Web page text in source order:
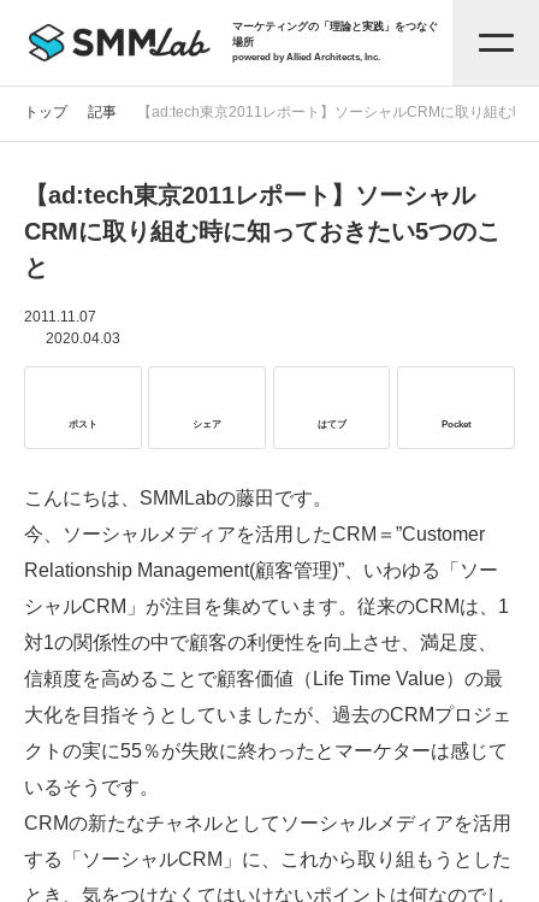
マーケティングの「理論と実践」をつなぐ
場所
powered by Allied Architects, Inc.
記事一覧
お役立ち資料
サービス資料
SMMLabについて
トップ 記事 【ad:tech東京2011レポート】ソーシャルCRMに取り組む時
【ad:tech東京2011レポート】ソーシャル
CRMに取り組む時に知っておきたい5つのこ
と
2011.11.07
2020.04.03
ポスト シェア はてブ Pocket
こんにちは、SMMLabの藤田です。
今、ソーシャルメディアを活用したCRM＝”Customer
Relationship Management(顧客管理)”、いわゆる「ソー
シャルCRM」が注目を集めています。従来のCRMは、1
対1の関係性の中で顧客の利便性を向上させ、満足度、
信頼度を高めることで顧客価値（Life Time Value）の最
大化を目指そうとしていましたが、過去のCRMプロジェ
クトの実に55％が失敗に終わったとマーケターは感じて
いるそうです。
CRMの新たなチャネルとしてソーシャルメディアを活用
する「ソーシャルCRM」に、これから取り組もうとした
とき、気をつけなくてはいけないポイントは何なのでし